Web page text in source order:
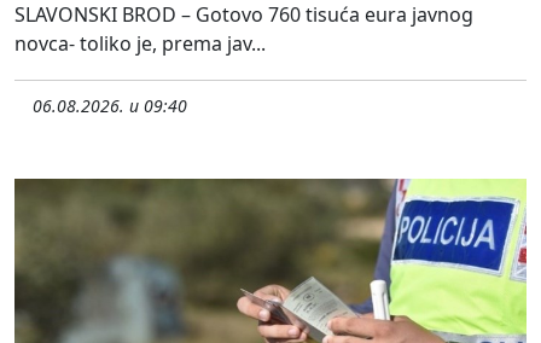
SLAVONSKI BROD – Gotovo 760 tisuća eura javnog
novca- toliko je, prema jav...
06.08.2026. u 09:40